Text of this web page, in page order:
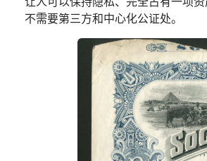
不需要第三方和中心化公证处。